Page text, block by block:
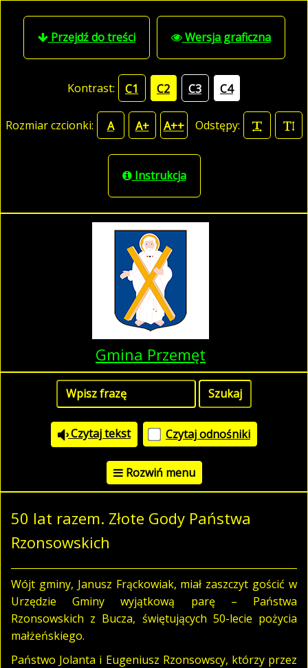
Przejdź do treści Wersja graficzna
Kontrast: C1 C2 C3 C4
Rozmiar czcionki: A A+ A++ Odstępy:
Instrukcja
Gmina Przemęt
Czytaj tekst Czytaj odnośniki
Rozwiń menu
50 lat razem. Złote Gody Państwa
Rzonsowskich
Wójt gminy, Janusz Frąckowiak, miał zaszczyt gościć w
Urzędzie Gminy wyjątkową parę – Państwa
Rzonsowskich z Bucza, świętujących 50-lecie pożycia
małżeńskiego.
Państwo Jolanta i Eugeniusz Rzonsowscy, którzy przez